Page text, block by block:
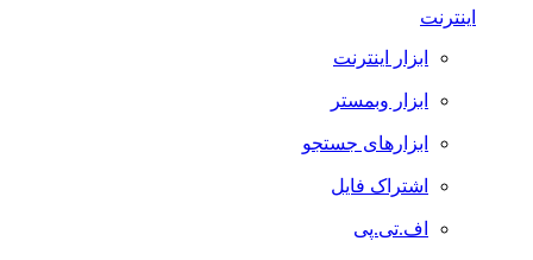
اینترنت
ابزار اینترنت
ابزار وبمستر
ابزارهای جستجو
اشتراک فایل
اف.تی.پی